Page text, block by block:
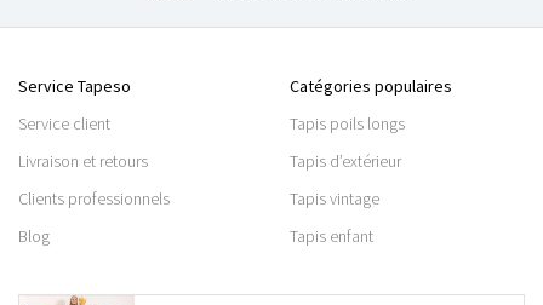
Service Tapeso
Service client
Livraison et retours
Clients professionnels
Blog
Catégories populaires
Tapis poils longs
Tapis d’extérieur
Tapis vintage
Tapis enfant